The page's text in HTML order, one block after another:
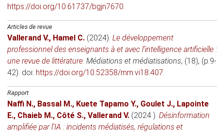
https://doi.org/10.61737/bgjn7670.
Articles de revue
Vallerand V., Hamel C. (2024). Le développement
professionnel des enseignants à et avec l’intelligence artificielle :
une revue de littérature. Médiations et médiatisations, (18), (p.9-
42). doi: https://doi.org/10.52358/mm.vi18.407.
Rapport
Naffi N., Bassal M., Kuete Tapamo Y., Goulet J., Lapointe
E., Chaieb M., Côté S., Vallerand V. (2024 ). Désinformation
amplifiée par l’IA : incidents médiatisés, régulations et